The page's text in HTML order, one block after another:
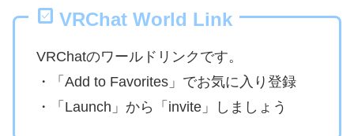
VRChat World Link
VRChatのワールドリンクです。
・「Add to Favorites」でお気に入り登録
・「Launch」から「invite」しましょう